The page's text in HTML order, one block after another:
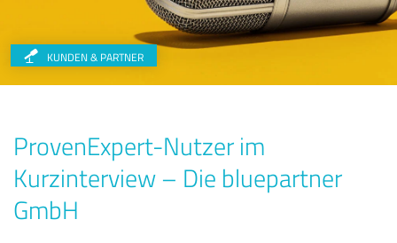
KUNDEN & PARTNER
ProvenExpert-Nutzer im
Kurzinterview – Die bluepartner
GmbH